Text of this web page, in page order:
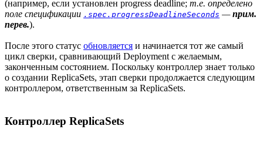
(например, если установлен progress deadline; т.е. определено
поле спецификации .spec.progressDeadlineSeconds —прим.
перев.).
После этого статус обновляется и начинается тот же самый
цикл сверки, сравнивающий Deployment с желаемым,
законченным состоянием. Поскольку контроллер знает только
о создании ReplicaSets, этап сверки продолжается следующим
контроллером, ответственным за ReplicaSets.
Контроллер ReplicaSets